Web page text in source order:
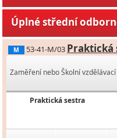
Úplné střední
M 53-41-M/03 Praktická
Zaměření nebo Školní
Praktická sestra